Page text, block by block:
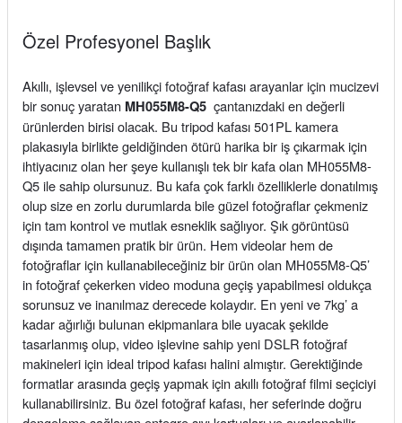
Özel Profesyonel Başlık
Akıllı, işlevsel ve yenilikçi fotoğraf kafası arayanlar için mucizevi
bir sonuç yaratan MH055M8-Q5 çantanızdaki en değerli
ürünlerden birisi olacak. Bu tripod kafası 501PL kamera
plakasıyla birlikte geldiğinden ötürü harika bir iş çıkarmak için
ihtiyacınız olan her şeye kullanışlı tek bir kafa olan MH055M8-
Q5 ile sahip olursunuz. Bu kafa çok farklı özelliklerle donatılmış
olup size en zorlu durumlarda bile güzel fotoğraflar çekmeniz
için tam kontrol ve mutlak esneklik sağlıyor. Şık görüntüsü
dışında tamamen pratik bir ürün. Hem videolar hem de
fotoğraflar için kullanabileceğiniz bir ürün olan MH055M8-Q5’
in fotoğraf çekerken video moduna geçiş yapabilmesi oldukça
sorunsuz ve inanılmaz derecede kolaydır. En yeni ve 7kg’ a
kadar ağırlığı bulunan ekipmanlara bile uyacak şekilde
tasarlanmış olup, video işlevine sahip yeni DSLR fotoğraf
makineleri için ideal tripod kafası halini almıştır. Gerektiğinde
formatlar arasında geçiş yapmak için akıllı fotoğraf filmi seçiciyi
kullanabilirsiniz. Bu özel fotoğraf kafası, her seferinde doğru